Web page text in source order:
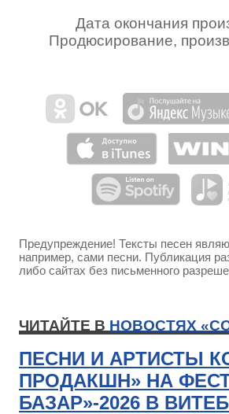
Дата окончания
Продюсирование,
Предупреждение! Тексты песен
например, сами песни. Публикация
либо сайтах без письменного
ЧИТАЙТЕ В НОВОСТЯХ
ПЕСНИ И АРТИСТЫ
ПРОДАКШН» НА
БАЗАР»-2026 В